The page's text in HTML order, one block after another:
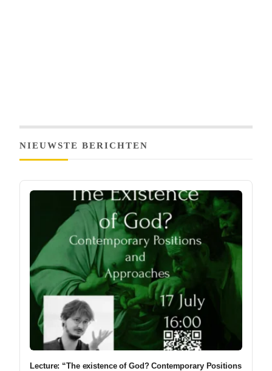
NIEUWSTE BERICHTEN
Lecture: “The existence of God? Contemporary Positions